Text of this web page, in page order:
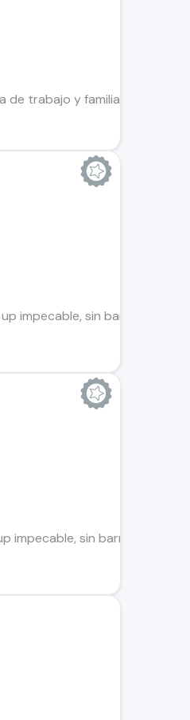
de trabajo y familia en
impecable, sin barras
impecable, sin barras interior